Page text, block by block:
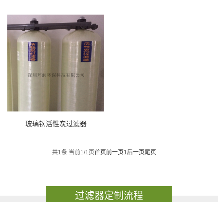
玻璃钢活性炭过滤器
共1条 当前1/1页首页前一页1后一页尾页
过滤器定制流程